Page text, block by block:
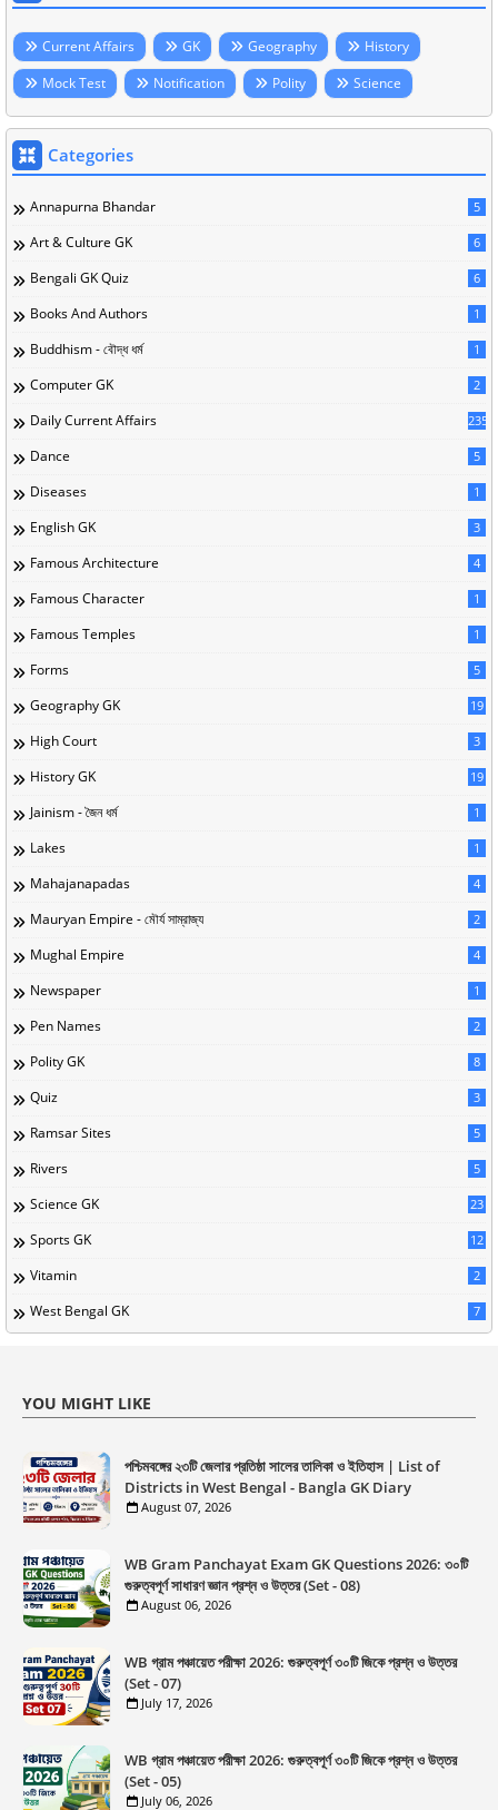
Current Affairs GK Geography
History
Mock Test
Notification Polity Science
Categories
Annapurna Bhandar 5
Art & Culture GK 6
Bengali GK Quiz 6
Books And Authors 1
Buddhism - বৌদ্ধ ধর্ম 1
Computer GK 2
Daily Current Affairs 235
Dance 5
Diseases 1
English GK 3
Famous Architecture 4
Famous Character 1
Famous Temples 1
Forms 5
Geography GK 19
High Court 3
History GK 19
Jainism - জৈন ধর্ম 1
Lakes 1
Mahajanapadas 4
Mauryan Empire - মৌর্য সাম্রাজ্য 2
Mughal Empire 4
Newspaper 1
Pen Names 2
Polity GK 8
Quiz 3
Ramsar Sites 5
Rivers 5
Science GK 23
Sports GK 12
Vitamin 2
West Bengal GK 7
YOU MIGHT LIKE
পশ্চিমবঙ্গের ২৩টি জেলার প্রতিষ্ঠা সালের তালিকা ও ইতিহাস | List of
Districts in West Bengal - Bangla GK Diary
August 07, 2026
WB Gram Panchayat Exam GK Questions 2026: ৩০টি
গুরুত্বপূর্ণ সাধারণ জ্ঞান প্রশ্ন ও উত্তর (Set - 08)
August 06, 2026
WB গ্রাম পঞ্চায়েত পরীক্ষা 2026: গুরুত্বপূর্ণ ৩০টি জিকে প্রশ্ন ও উত্তর
(Set - 07)
July 17, 2026
WB গ্রাম পঞ্চায়েত পরীক্ষা 2026: গুরুত্বপূর্ণ ৩০টি জিকে প্রশ্ন ও উত্তর
(Set - 05)
July 06, 2026